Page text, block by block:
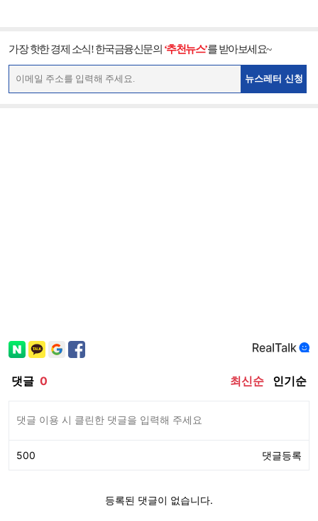
가장 핫한 경제 소식! 한국금융신문의 ‘추천뉴스’를 받아보세요~
뉴스레터 신청